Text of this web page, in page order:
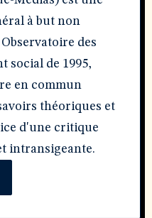
à but non
des
social de 1995,
en commun
théoriques et
d'une critique
intransigeante.